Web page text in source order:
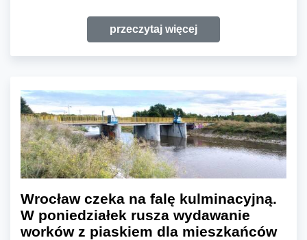
przeczytaj więcej
Wrocław czeka na falę kulminacyjną.
W poniedziałek rusza wydawanie
worków z piaskiem dla mieszkańców